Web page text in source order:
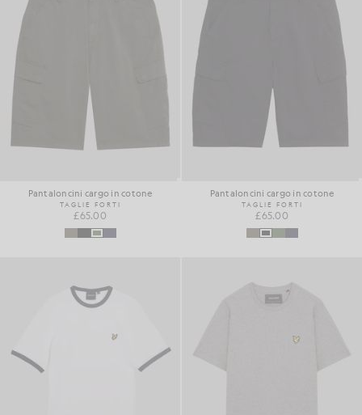
Pantaloncini cargo in cotone
TAGLIE FORTI
£65.00
Pantaloncini cargo in cotone
TAGLIE FORTI
£65.00